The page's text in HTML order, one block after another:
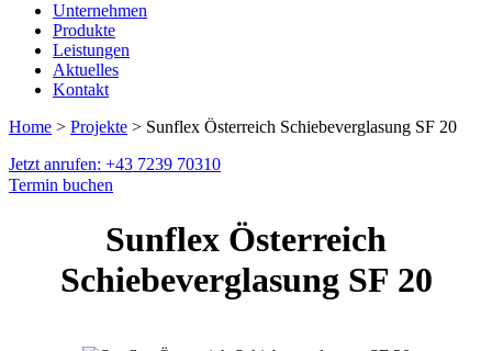
Unternehmen
Produkte
Leistungen
Aktuelles
Kontakt
Home > Projekte > Sunflex Österreich Schiebeverglasung SF 20
Jetzt anrufen: +43 7239 70310
Termin buchen
Sunflex Österreich
Schiebeverglasung SF 20